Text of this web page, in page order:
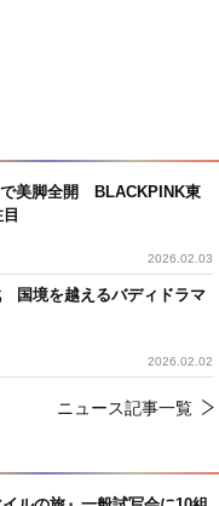
で美脚全開 BLACKPINK東
2026.02.03
国境を越えるバディドラマ
2026.02.02
ニュース記事一覧